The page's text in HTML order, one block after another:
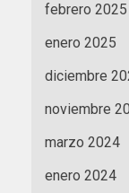
febrero 2025
enero 2025
diciembre
noviembre
marzo 2024
enero 2024